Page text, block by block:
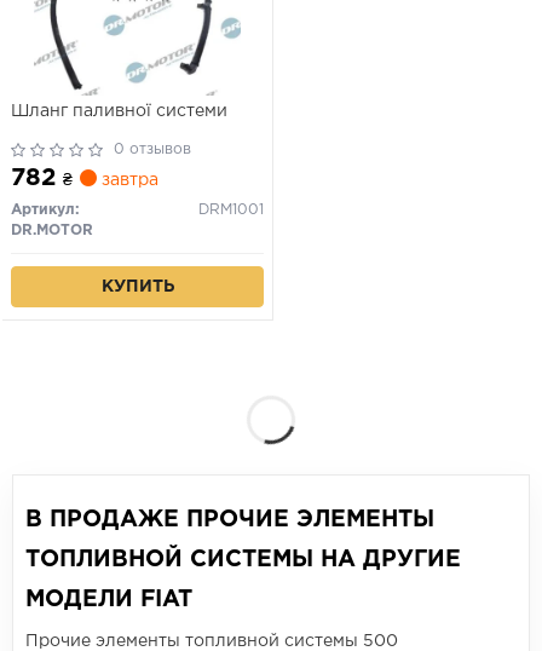
Шланг паливної системи
0 отзывов
782 ₴ завтра
Артикул:
DRM1001
DR.MOTOR
КУПИТЬ
В ПРОДАЖЕ ПРОЧИЕ ЭЛЕМЕНТЫ
ТОПЛИВНОЙ СИСТЕМЫ НА ДРУГИЕ
МОДЕЛИ FIAT
Прочие элементы топливной системы 500